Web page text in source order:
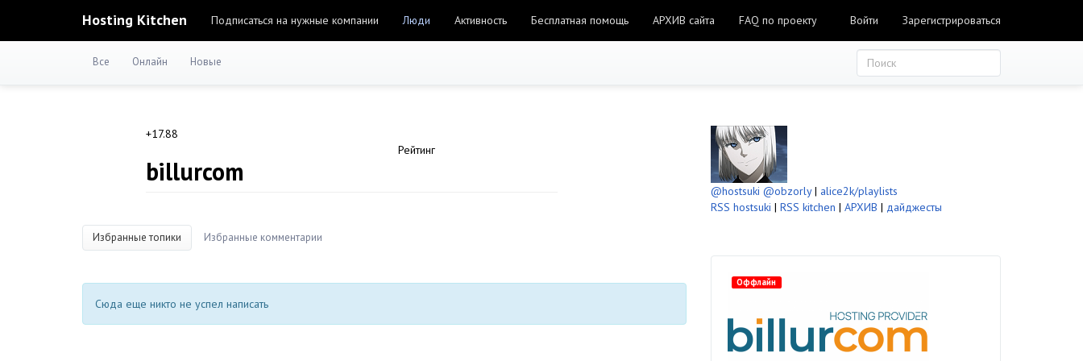
Hosting Kitchen Подписаться на нужные компании Люди Активность Бесплатная помощь АРХИВ сайта FAQ по проекту Войти Зарегистрироваться
Все Онлайн Новые
+17.88
Рейтинг
billurcom
Избранные топики Избранные комментарии
Сюда еще никто не успел написать
@hostsuki @obzorly| alice2k/playlists
RSS hostsuki | RSS kitchen | АРХИВ | дайджесты
Оффлайн